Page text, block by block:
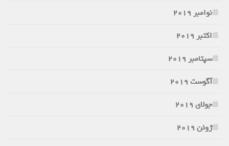
نوامبر 2019
اکتبر 2019
سپتامبر 2019
آگوست 2019
جولای 2019
ژوئن 2019